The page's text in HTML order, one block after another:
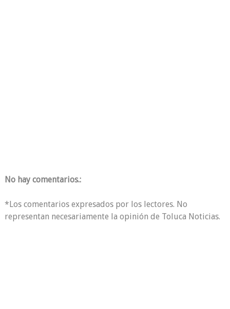
No hay comentarios.:
*Los comentarios expresados por los lectores. No
representan necesariamente la opinión de Toluca Noticias.